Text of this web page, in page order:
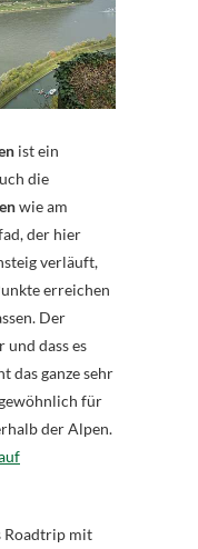
ist ein
die
wie am
der hier
verläuft,
erreichen
Der
dass es
das ganze sehr
für
der Alpen.
Roadtrip mit